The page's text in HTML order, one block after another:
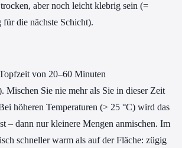
aber noch leicht klebrig sein (=
die nächste Schicht).
von 20–60 Minuten
Mischen Sie nie mehr als Sie in dieser Zeit
höheren Temperaturen (> 25 °C) wird das
– dann nur kleinere Mengen anmischen. Im
schneller warm als auf der Fläche: zügig